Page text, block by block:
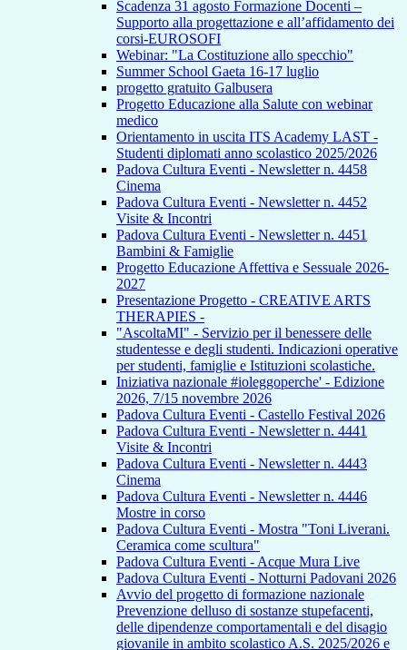
Scadenza 31 agosto Formazione Docenti –
Supporto alla progettazione e all’affidamento dei
corsi-EUROSOFI
Webinar: "La Costituzione allo specchio"
Summer School Gaeta 16-17 luglio
progetto gratuito Galbusera
Progetto Educazione alla Salute con webinar
medico
Orientamento in uscita ITS Academy LAST -
Studenti diplomati anno scolastico 2025/2026
Padova Cultura Eventi - Newsletter n. 4458
Cinema
Padova Cultura Eventi - Newsletter n. 4452
Visite & Incontri
Padova Cultura Eventi - Newsletter n. 4451
Bambini & Famiglie
Progetto Educazione Affettiva e Sessuale 2026-
2027
Presentazione Progetto - CREATIVE ARTS
THERAPIES -
"AscoltaMI" - Servizio per il benessere delle
studentesse e degli studenti. Indicazioni operative
per studenti, famiglie e Istituzioni scolastiche.
Iniziativa nazionale #ioleggoperche' - Edizione
2026, 7/15 novembre 2026
Padova Cultura Eventi - Castello Festival 2026
Padova Cultura Eventi - Newsletter n. 4441
Visite & Incontri
Padova Cultura Eventi - Newsletter n. 4443
Cinema
Padova Cultura Eventi - Newsletter n. 4446
Mostre in corso
Padova Cultura Eventi - Mostra "Toni Liverani.
Ceramica come scultura"
Padova Cultura Eventi - Acque Mura Live
Padova Cultura Eventi - Notturni Padovani 2026
Avvio del progetto di formazione nazionale
Prevenzione delluso di sostanze stupefacenti,
delle dipendenze comportamentali e del disagio
giovanile in ambito scolastico A.S. 2025/2026 e